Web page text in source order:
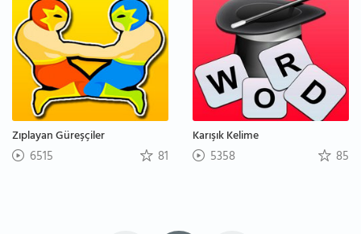
Zıplayan Güreşçiler
6515 81
Karışık Kelime
5358 85